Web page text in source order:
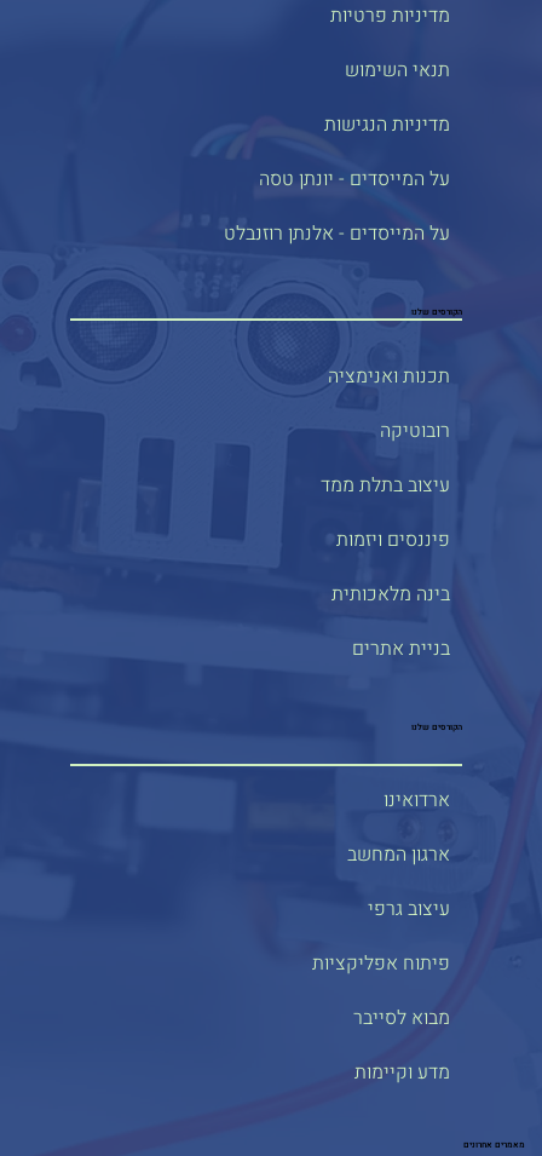
מאמרים אחרונים
הקורסים שלנו
ארדואינו
ארגון המחשב
עיצוב גרפי
פיתוח אפליקציות
מבוא לסייבר
מדע וקיימות
הקורסים שלנו
תכנות ואנימציה
רובוטיקה
עיצוב בתלת ממד
פיננסים ויזמות
בינה מלאכותית
בניית אתרים
מדיניות פרטיות
תנאי השימוש
מדיניות הנגישות
על המייסדים - יונתן טסה
על המייסדים - אלנתן רוזנבלט